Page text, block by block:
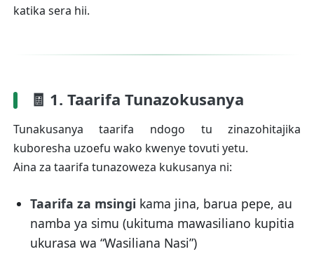
🔄 9. Mabadiliko ya Sera ya Faragha
katika sera hii.
🧾 1. Taarifa Tunazokusanya
Tunakusanya taarifa ndogo tu zinazohitajika
kuboresha uzoefu wako kwenye tovuti yetu.
Aina za taarifa tunazoweza kukusanya ni:
Taarifa za msingi kama jina, barua pepe, au
namba ya simu (ukituma mawasiliano kupitia
ukurasa wa “Wasiliana Nasi”)